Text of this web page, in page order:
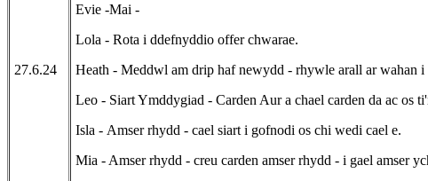
27.6.24
Evie -Mai -
Lola - Rota i ddefnyddio offer chwarae.
Heath - Meddwl am drip haf newydd - rhywle arall ar wahan
Leo - Siart Ymddygiad - Carden Aur a chael carden da ac os
Isla - Amser rhydd - cael siart i gofnodi os chi wedi cael e.
Mia - Amser rhydd - creu carden amser rhydd - i gael amser